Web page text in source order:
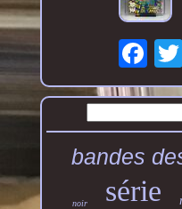
bandes
noir série